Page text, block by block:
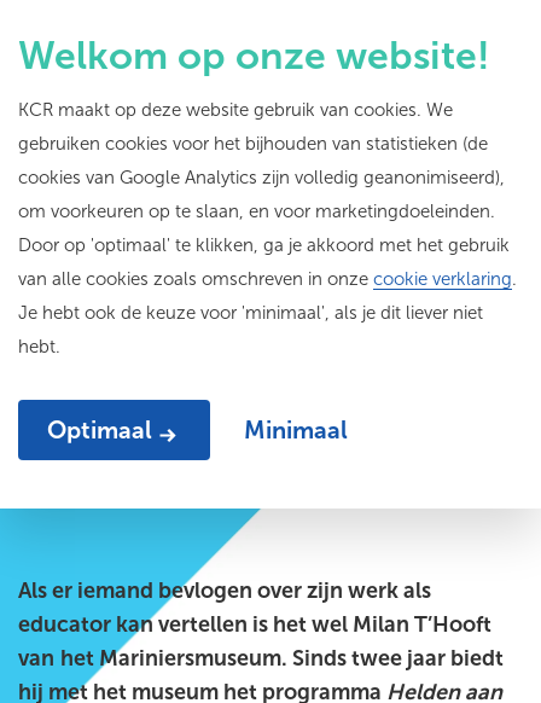
Welkom op onze website!
KCR maakt op deze website gebruik van cookies. We
gebruiken cookies voor het bijhouden van statistieken (de
cookies van Google Analytics zijn volledig geanonimiseerd),
om voorkeuren op te slaan, en voor marketingdoeleinden.
Door op 'optimaal' te klikken, ga je akkoord met het gebruik
van alle cookies zoals omschreven in onze cookie verklaring.
Je hebt ook de keuze voor 'minimaal', als je dit liever niet
hebt.
Optimaal Minimaal
KCR in gesprek met:
educator Milan
T'Hooft van het
Mariniersmuseum
Als er iemand bevlogen over zijn werk als
educator kan vertellen is het wel Milan T’Hooft
van het Mariniersmuseum. Sinds twee jaar biedt
hij met het museum het programma Helden aan